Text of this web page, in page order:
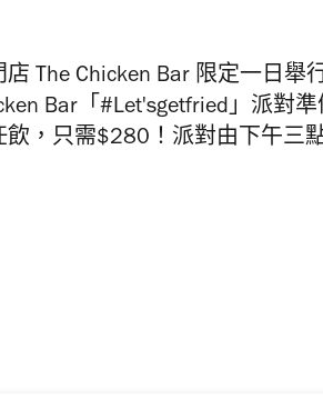
The Chicken Bar 限定一日舉
Bar「#Let'sgetfried」派對
飲，只需$280！派對由下午三